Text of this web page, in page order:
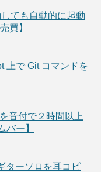
ても自動的に起動
買】
上で Git コマンドを
音付で２時間以上
バー】
ターソロを耳コピ